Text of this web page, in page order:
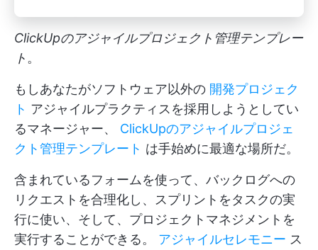
ClickUpのアジャイルプロジェクト管理テンプレー
ト 。
もしあなたがソフトウェア以外の 開発プロジェク
ト アジャイルプラクティスを採用しようとしてい
るマネージャー、 ClickUpのアジャイルプロジェ
クト管理テンプレート は手始めに最適な場所だ。
含まれているフォームを使って、バックログへの
リクエストを合理化し、スプリントをタスクの実
行に使い、そして、プロジェクトマネジメントを
実行することができる。 アジャイルセレモニー ス